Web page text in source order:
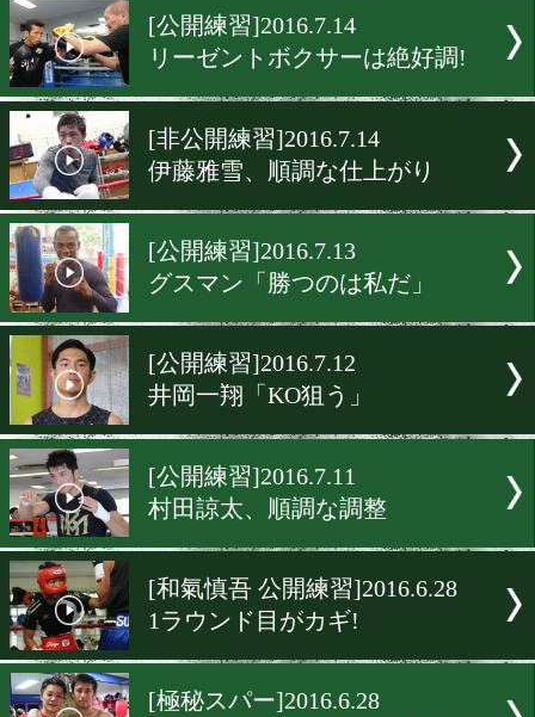
最先端トレの成果は!?
加納陸、記録更新を狙う
[公開練習]2016.7.14
リーゼントボクサーは絶好
[非公開練習]2016.7.14
伊藤雅雪、順調な仕上がり
[公開練習]2016.7.13
[公開練習]2016.7.12
井岡一翔「KO狙う」